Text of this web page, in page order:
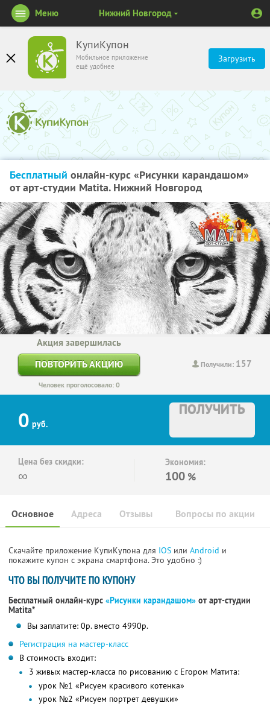
КупиКупон
Мобильное приложение
ещё удобнее
Загрузить
Меню Нижний Новгород
Бесплатный онлайн-курс «Рисунки карандашом»
от арт-студии Matita. Нижний Новгород
Получили: 157
Акция завершилась
ПОВТОРИТЬ АКЦИЮ
Человек проголосовало: 0
0 руб.
ПОЛУЧИТЬ
Цена без скидки:
∞
Экономия:
100 %
Основное Отзывы Вопросы по акции
Адреса
Скачайте приложение КупиКупона для IOS или Android и
покажите купон с экрана смартфона. Это удобно :)
ЧТО ВЫ ПОЛУЧИТЕ ПО КУПОНУ
Бесплатный онлайн-курс «Рисунки карандашом» от арт-студии
Matita*
Вы заплатите: 0р. вместо 4990р.
Регистрация на мастер-класс
В стоимость входит:
3 живых мастер-класса по рисованию с Егором Матита:
урок №1 «Рисуем красивого котенка»
урок №2 «Рисуем портрет девушки»